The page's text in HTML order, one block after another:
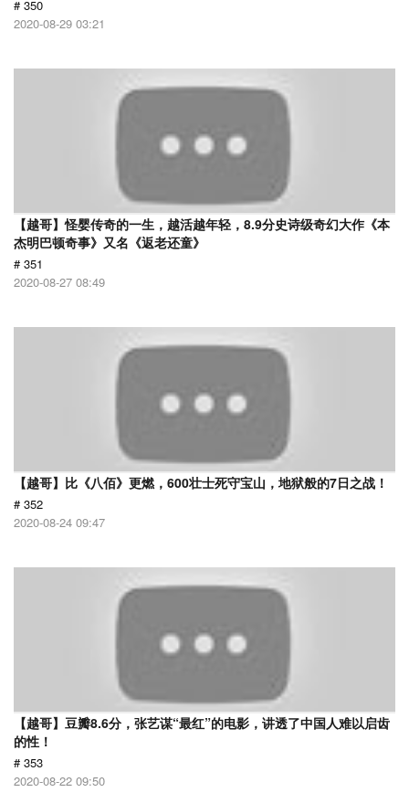
# 350
2020-08-29 03:21
【越哥】怪婴传奇的一生，越活越年轻，8.9分史诗级奇幻大作《本
杰明巴顿奇事》又名《返老还童》
# 351
2020-08-27 08:49
【越哥】比《八佰》更燃，600壮士死守宝山，地狱般的7日之战！
# 352
2020-08-24 09:47
【越哥】豆瓣8.6分，张艺谋“最红”的电影，讲透了中国人难以启齿
的性！
# 353
2020-08-22 09:50